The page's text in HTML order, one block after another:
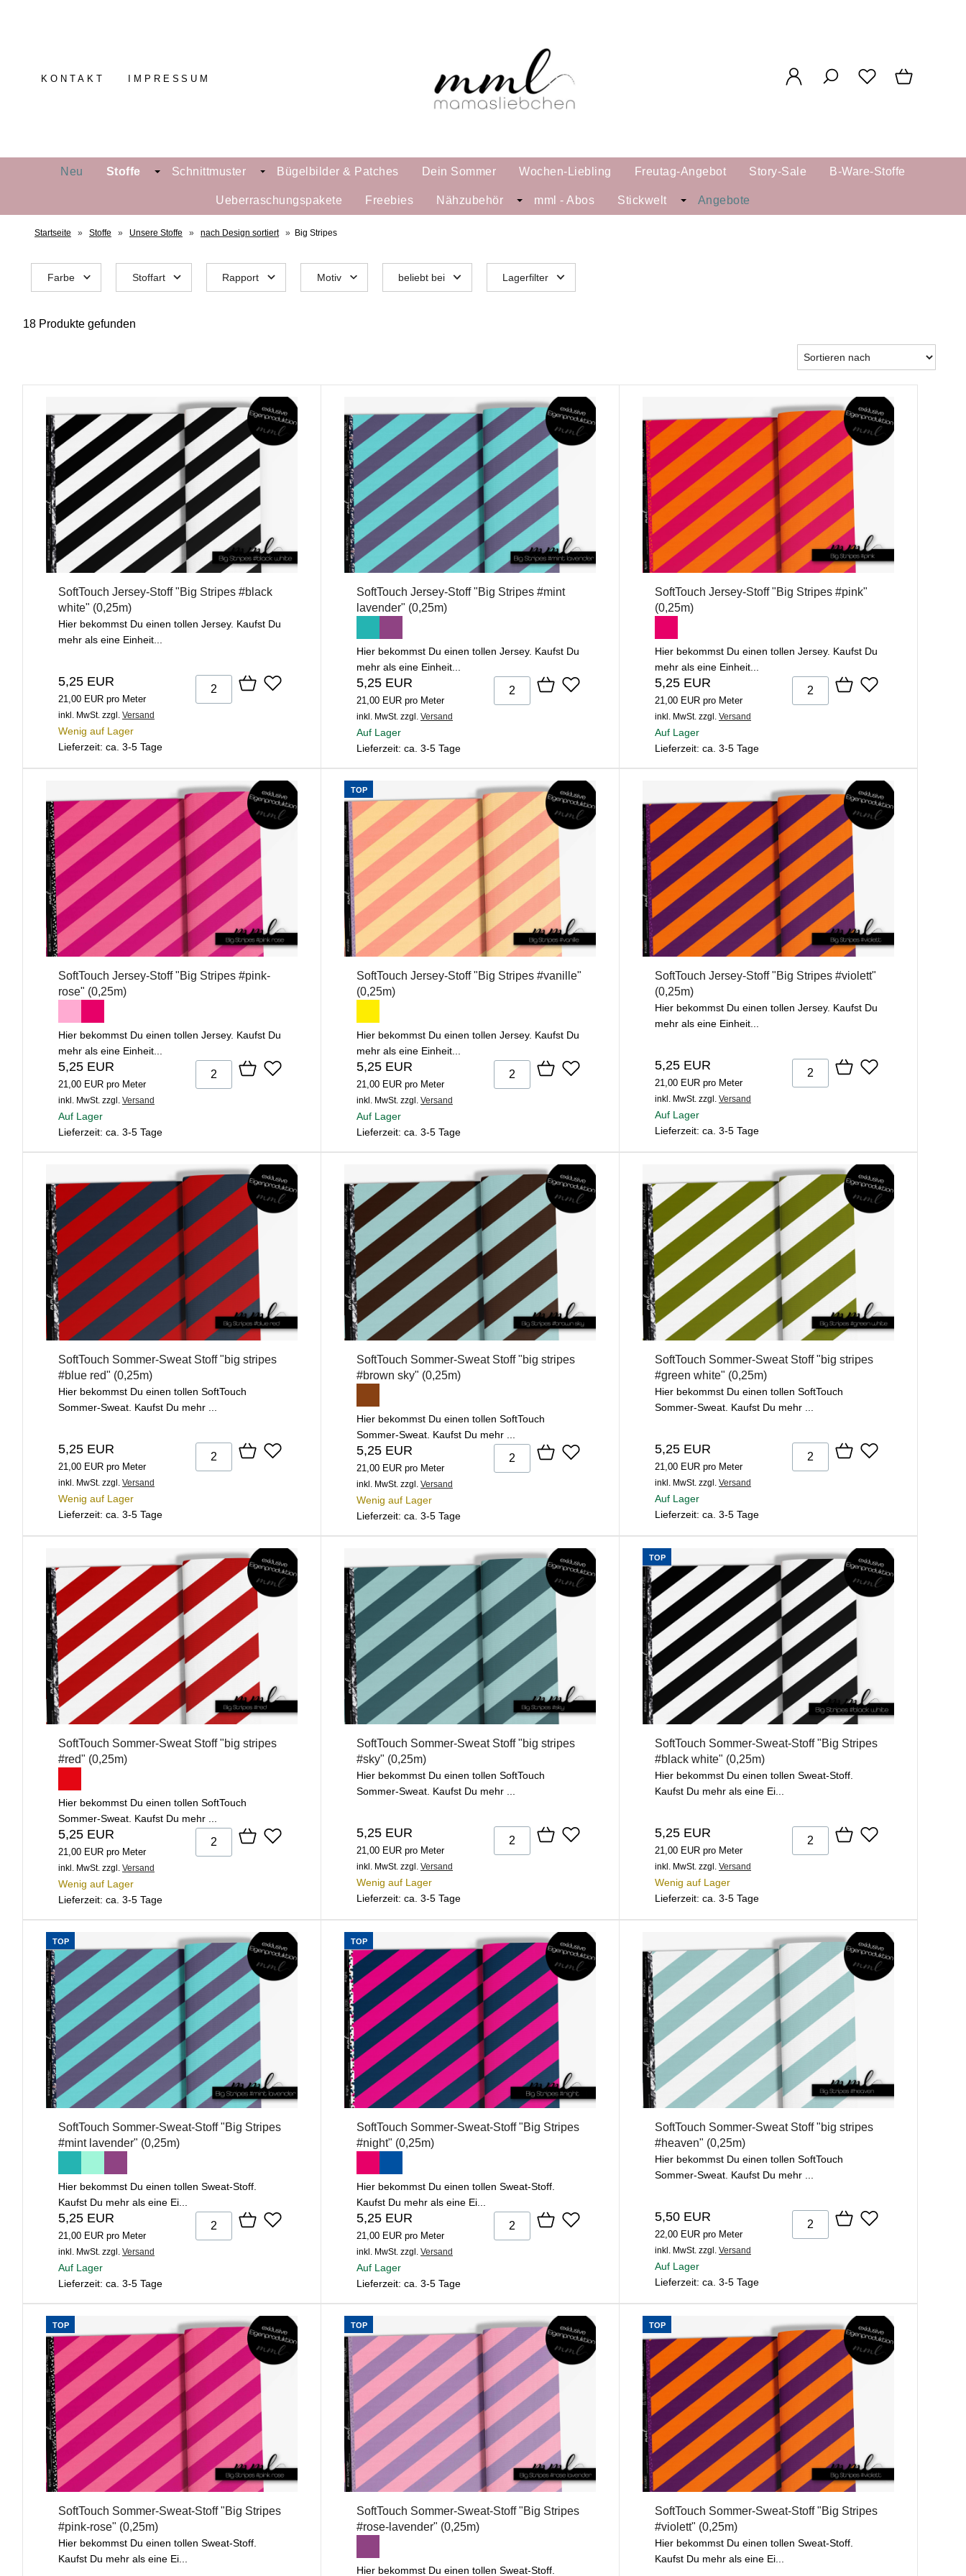
KONTAKT IMPRESSUM
Neu Stoffe Schnittmuster Bügelbilder & Patches Dein Sommer Wochen-Liebling Freutag-Angebot Story-Sale B-Ware-Stoffe
Ueberraschungspakete Freebies Nähzubehör mml - Abos Stickwelt Angebote
Startseite » Stoffe » Unsere Stoffe » nach Design sortiert » Big Stripes
Farbe Stoffart Rapport Motiv beliebt bei Lagerfilter
18 Produkte gefunden
SoftTouch Jersey-Stoff "Big Stripes #black
white" (0,25m)
Hier bekommst Du einen tollen Jersey. Kaufst Du
mehr als eine Einheit...
5,25 EUR
21,00 EUR pro Meter
inkl. MwSt. zzgl. Versand
Wenig auf Lager
Lieferzeit: ca. 3-5 Tage
SoftTouch Jersey-Stoff "Big Stripes #mint
lavender" (0,25m)
Hier bekommst Du einen tollen Jersey. Kaufst Du
mehr als eine Einheit...
5,25 EUR
21,00 EUR pro Meter
inkl. MwSt. zzgl. Versand
Auf Lager
Lieferzeit: ca. 3-5 Tage
SoftTouch Jersey-Stoff "Big Stripes #pink"
(0,25m)
Hier bekommst Du einen tollen Jersey. Kaufst Du
mehr als eine Einheit...
5,25 EUR
21,00 EUR pro Meter
inkl. MwSt. zzgl. Versand
Auf Lager
Lieferzeit: ca. 3-5 Tage
SoftTouch Jersey-Stoff "Big Stripes #pink-
rose" (0,25m)
Hier bekommst Du einen tollen Jersey. Kaufst Du
mehr als eine Einheit...
5,25 EUR
21,00 EUR pro Meter
inkl. MwSt. zzgl. Versand
Auf Lager
Lieferzeit: ca. 3-5 Tage
TOP
SoftTouch Jersey-Stoff "Big Stripes #vanille"
(0,25m)
Hier bekommst Du einen tollen Jersey. Kaufst Du
mehr als eine Einheit...
5,25 EUR
21,00 EUR pro Meter
inkl. MwSt. zzgl. Versand
Auf Lager
Lieferzeit: ca. 3-5 Tage
SoftTouch Jersey-Stoff "Big Stripes #violett"
(0,25m)
Hier bekommst Du einen tollen Jersey. Kaufst Du
mehr als eine Einheit...
5,25 EUR
21,00 EUR pro Meter
inkl. MwSt. zzgl. Versand
Auf Lager
Lieferzeit: ca. 3-5 Tage
SoftTouch Sommer-Sweat Stoff "big stripes
#blue red" (0,25m)
Hier bekommst Du einen tollen SoftTouch
Sommer-Sweat. Kaufst Du mehr ...
5,25 EUR
21,00 EUR pro Meter
inkl. MwSt. zzgl. Versand
Wenig auf Lager
Lieferzeit: ca. 3-5 Tage
SoftTouch Sommer-Sweat Stoff "big stripes
#brown sky" (0,25m)
Hier bekommst Du einen tollen SoftTouch
Sommer-Sweat. Kaufst Du mehr ...
5,25 EUR
21,00 EUR pro Meter
inkl. MwSt. zzgl. Versand
Wenig auf Lager
Lieferzeit: ca. 3-5 Tage
SoftTouch Sommer-Sweat Stoff "big stripes
#green white" (0,25m)
Hier bekommst Du einen tollen SoftTouch
Sommer-Sweat. Kaufst Du mehr ...
5,25 EUR
21,00 EUR pro Meter
inkl. MwSt. zzgl. Versand
Auf Lager
Lieferzeit: ca. 3-5 Tage
SoftTouch Sommer-Sweat Stoff "big stripes
#red" (0,25m)
Hier bekommst Du einen tollen SoftTouch
Sommer-Sweat. Kaufst Du mehr ...
5,25 EUR
21,00 EUR pro Meter
inkl. MwSt. zzgl. Versand
Wenig auf Lager
Lieferzeit: ca. 3-5 Tage
SoftTouch Sommer-Sweat Stoff "big stripes
#sky" (0,25m)
Hier bekommst Du einen tollen SoftTouch
Sommer-Sweat. Kaufst Du mehr ...
5,25 EUR
21,00 EUR pro Meter
inkl. MwSt. zzgl. Versand
Wenig auf Lager
Lieferzeit: ca. 3-5 Tage
TOP
SoftTouch Sommer-Sweat-Stoff "Big Stripes
#black white" (0,25m)
Hier bekommst Du einen tollen Sweat-Stoff.
Kaufst Du mehr als eine Ei...
5,25 EUR
21,00 EUR pro Meter
inkl. MwSt. zzgl. Versand
Wenig auf Lager
Lieferzeit: ca. 3-5 Tage
TOP
SoftTouch Sommer-Sweat-Stoff "Big Stripes
#mint lavender" (0,25m)
Hier bekommst Du einen tollen Sweat-Stoff.
Kaufst Du mehr als eine Ei...
5,25 EUR
21,00 EUR pro Meter
inkl. MwSt. zzgl. Versand
Auf Lager
Lieferzeit: ca. 3-5 Tage
TOP
SoftTouch Sommer-Sweat-Stoff "Big Stripes
#night" (0,25m)
Hier bekommst Du einen tollen Sweat-Stoff.
Kaufst Du mehr als eine Ei...
5,25 EUR
21,00 EUR pro Meter
inkl. MwSt. zzgl. Versand
Auf Lager
Lieferzeit: ca. 3-5 Tage
SoftTouch Sommer-Sweat Stoff "big stripes
#heaven" (0,25m)
Hier bekommst Du einen tollen SoftTouch
Sommer-Sweat. Kaufst Du mehr ...
5,50 EUR
22,00 EUR pro Meter
inkl. MwSt. zzgl. Versand
Auf Lager
Lieferzeit: ca. 3-5 Tage
TOP
SoftTouch Sommer-Sweat-Stoff "Big Stripes
#pink-rose" (0,25m)
Hier bekommst Du einen tollen Sweat-Stoff.
Kaufst Du mehr als eine Ei...
TOP
SoftTouch Sommer-Sweat-Stoff "Big Stripes
#rose-lavender" (0,25m)
Hier bekommst Du einen tollen Sweat-Stoff.
TOP
SoftTouch Sommer-Sweat-Stoff "Big Stripes
#violett" (0,25m)
Hier bekommst Du einen tollen Sweat-Stoff.
Kaufst Du mehr als eine Ei...